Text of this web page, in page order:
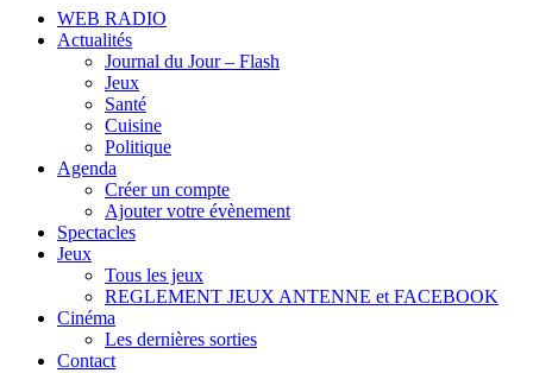
WEB RADIO
Actualités
Journal du Jour – Flash
Jeux
Santé
Cuisine
Politique
Agenda
Créer un compte
Ajouter votre évènement
Spectacles
Jeux
Tous les jeux
REGLEMENT JEUX ANTENNE et FACEBOOK
Cinéma
Les dernières sorties
Contact